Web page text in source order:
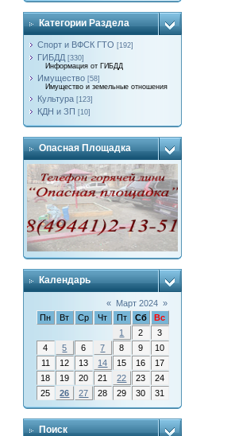
Категории Раздела
Спорт и ВФСК ГТО [192]
ГИБДД [330]
Информация от ГИБДД
Имущество [58]
Имущество и земельные отношения
Культура [123]
КДН и ЗП [10]
Опасная Площадка
Календарь
« Март 2024 »
Пн
Вт Ср Чт Пт Сб
Вс
1
2
3
4
5 6 7 8 9
10
11
12 13 14 15 16
17
18
19 20 21 22 23
24
25
26 27 28 29 30 31
Поиск